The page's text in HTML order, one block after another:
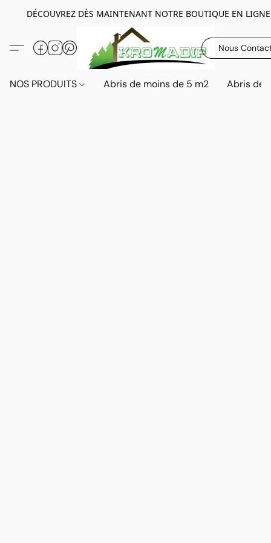
DÉCOUVREZ DÈS MAINTENANT NOTRE BOUTIQUE EN LIGNE
Nous
NOS PRODUITS Abris de moins de 5 m2 Abris de